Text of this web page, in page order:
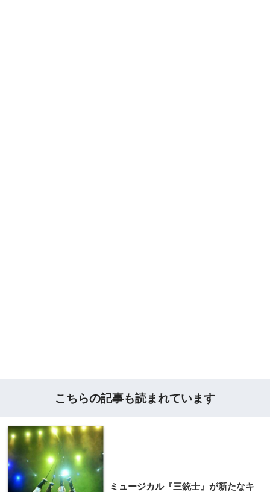
こちらの記事も読まれています
ミュージカル『​三銃士』が新たなキ